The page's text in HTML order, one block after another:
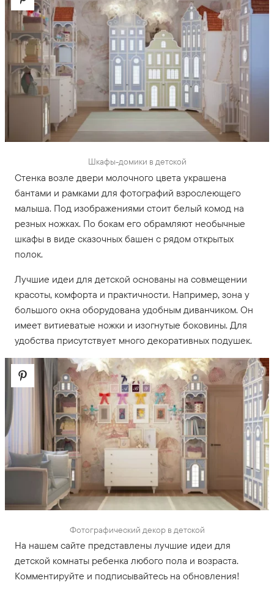
Шкафы-домики в детской
Стенка возле двери молочного цвета украшена
бантами и рамками для фотографий взрослеющего
малыша. Под изображениями стоит белый комод на
резных ножках. По бокам его обрамляют необычные
шкафы в виде сказочных башен с рядом открытых
полок.
Лучшие идеи для детской основаны на совмещении
красоты, комфорта и практичности. Например, зона у
большого окна оборудована удобным диванчиком. Он
имеет витиеватые ножки и изогнутые боковины. Для
удобства присутствует много декоративных подушек.
Фотографический декор в детской
На нашем сайте представлены лучшие идеи для
детской комнаты ребенка любого пола и возраста.
Комментируйте и подписывайтесь на обновления!